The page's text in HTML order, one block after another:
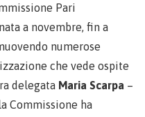
Pari
a novembre, fin a
numerose
che vede ospite
delegata Maria Scarpa –
Commissione ha